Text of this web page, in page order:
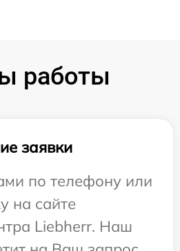
работы
заявки
по телефону или
на сайте
Liebherr. Наш